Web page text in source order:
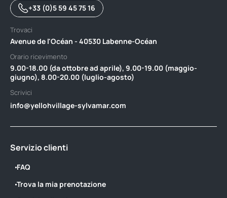
+33 (0)5 59 45 75 16
Trovaci
Avenue de l'Océan - 40530 Labenne-Océan
Orario ricevimento
9.00-18.00 (da ottobre ad aprile), 9.00-19.00 (maggio-
giugno), 8.00-20.00 (luglio-agosto)
Scrivici
info@yellohvillage-sylvamar.com
Servizio clienti
FAQ
Trova la mia prenotazione